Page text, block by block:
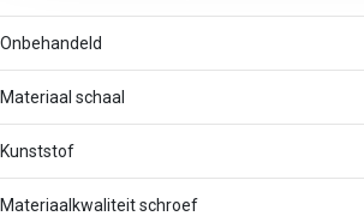
Onbehandeld
Materiaal schaal
Kunststof
Materiaalkwaliteit schroef